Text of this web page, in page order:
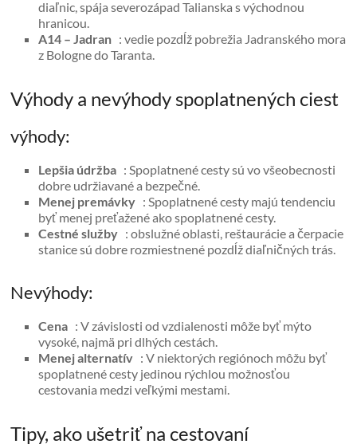
diaľnic, spája severozápad Talianska s východnou
hranicou.
A14 – Jadran : vedie pozdĺž pobrežia Jadranského mora
z Bologne do Taranta.
Výhody a nevýhody spoplatnených ciest
výhody:
Lepšia údržba : Spoplatnené cesty sú vo všeobecnosti
dobre udržiavané a bezpečné.
Menej premávky : Spoplatnené cesty majú tendenciu
byť menej preťažené ako spoplatnené cesty.
Cestné služby : obslužné oblasti, reštaurácie a čerpacie
stanice sú dobre rozmiestnené pozdĺž diaľničných trás.
Nevýhody:
Cena : V závislosti od vzdialenosti môže byť mýto
vysoké, najmä pri dlhých cestách.
Menej alternatív : V niektorých regiónoch môžu byť
spoplatnené cesty jedinou rýchlou možnosťou
cestovania medzi veľkými mestami.
Tipy, ako ušetriť na cestovaní